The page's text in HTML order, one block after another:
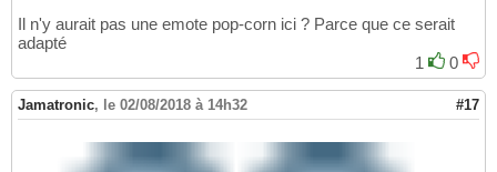
Il n'y aurait pas une emote pop-corn ici ? Parce que ce serait
adapté
1
0
Jamatronic, le 02/08/2018 à 14h32 #17